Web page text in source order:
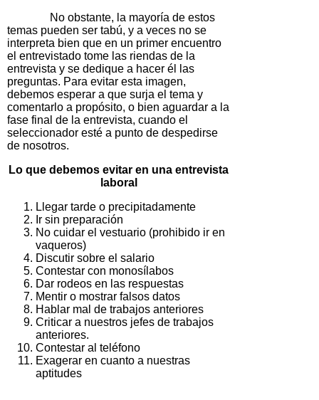
No obstante, la mayoría de estos
temas pueden ser tabú, y a veces no se
interpreta bien que en un primer encuentro
el entrevistado tome las riendas de la
entrevista y se dedique a hacer él las
preguntas. Para evitar esta imagen,
debemos esperar a que surja el tema y
comentarlo a propósito, o bien aguardar a la
fase final de la entrevista, cuando el
seleccionador esté a punto de despedirse
de nosotros.
Lo que debemos evitar en una entrevista
laboral
Llegar tarde o precipitadamente
Ir sin preparación
No cuidar el vestuario (prohibido ir en
vaqueros)
Discutir sobre el salario
Contestar con monosílabos
Dar rodeos en las respuestas
Mentir o mostrar falsos datos
Hablar mal de trabajos anteriores
Criticar a nuestros jefes de trabajos
anteriores.
Contestar al teléfono
Exagerar en cuanto a nuestras
aptitudes